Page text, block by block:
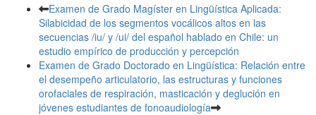
Examen de Grado Magíster en Lingüística Aplicada:
Silabicidad de los segmentos vocálicos altos en las
secuencias /iu/ y /ui/ del español hablado en Chile: un
estudio empírico de producción y percepción
Examen de Grado Doctorado en Lingüística: Relación entre
el desempeño articulatorio, las estructuras y funciones
orofaciales de respiración, masticación y deglución en
jóvenes estudiantes de fonoaudiología